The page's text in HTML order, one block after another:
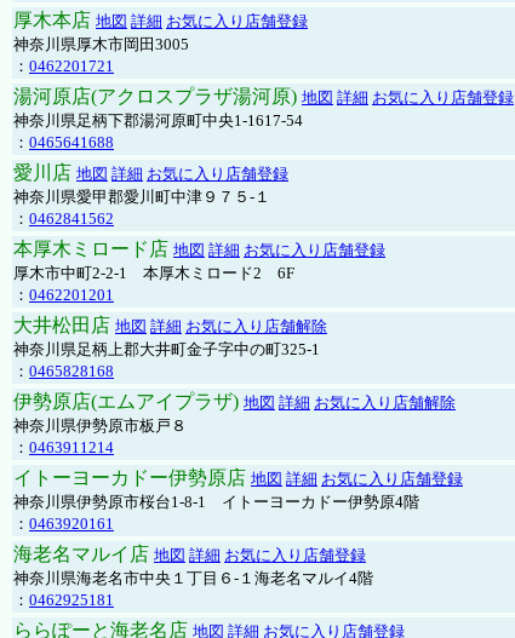
厚木本店 地図 詳細 お気に入り店舗登録
神奈川県厚木市岡田3005
： 0462201721
湯河原店(アクロスプラザ湯河原) 地図 詳細 お気に入り店舗登録
神奈川県足柄下郡湯河原町中央1-1617-54
： 0465641688
愛川店 地図 詳細 お気に入り店舗登録
神奈川県愛甲郡愛川町中津９７５-１
： 0462841562
本厚木ミロード店 地図 詳細 お気に入り店舗登録
厚木市中町2-2-1 本厚木ミロード2 6F
： 0462201201
大井松田店 地図 詳細 お気に入り店舗解除
神奈川県足柄上郡大井町金子字中の町325-1
： 0465828168
伊勢原店(エムアイプラザ) 地図 詳細 お気に入り店舗解除
神奈川県伊勢原市板戸８
： 0463911214
イトーヨーカドー伊勢原店 地図 詳細 お気に入り店舗登録
神奈川県伊勢原市桜台1-8-1 イトーヨーカドー伊勢原4階
： 0463920161
海老名マルイ店 地図 詳細 お気に入り店舗登録
神奈川県海老名市中央１丁目６-１海老名マルイ4階
： 0462925181
ららぽーと海老名店 地図 詳細 お気に入り店舗登録